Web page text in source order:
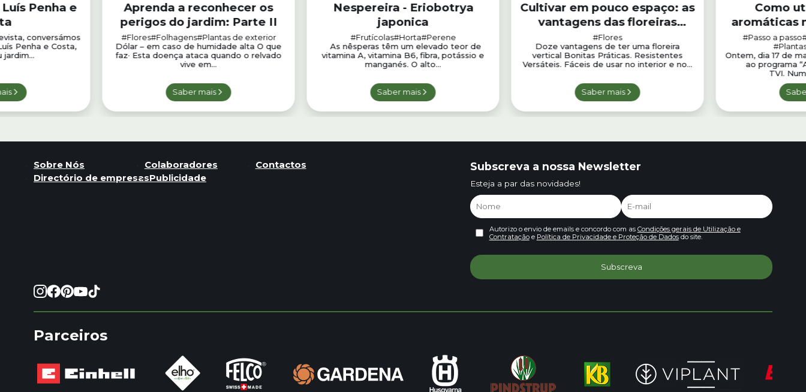
Penha e
conversámos
Penha e Costa,
jardim...
Aprenda a reconhecer os
perigos do jardim: Parte II
#Flores#Folhagens#Plantas de exterior
Dólar – em caso de humidade alta O que
faz· Esta doença ataca quando o relvado
vive em...
Saber mais
Nespereira - Eriobotrya
japonica
#Frutícolas#Horta#Perene
As nêsperas têm um elevado teor de
vitamina A, vitamina B6, fibra, potássio e
manganés. O alto...
Saber mais
Cultivar em pouco espaço: as
vantagens das floreiras
verticais
#Flores
Doze vantagens de ter uma floreira
vertical Bonitas Práticas. Resistentes
Versáteis. Fáceis de usar no interior e no...
Saber mais
Como
aromáticas
#Passo a passo
Ontem, dia 17 de
ao programa
TVI.
Sobre Nós Colaboradores
Contactos
Directório de empresasPublicidade
Subscreva a nossa Newsletter
Esteja a par das novidades!
Autorizo o envio de emails e concordo com as Condições gerais de Utilização e
Contrataçãoe Política de Privacidade e Proteção de Dadosdo site.
Parceiros